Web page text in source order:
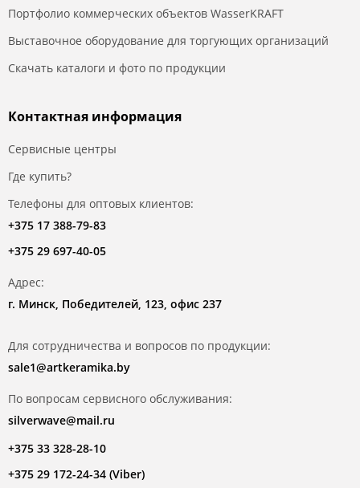
Портфолио коммерческих объектов WasserKRAFT
Выставочное оборудование для торгующих организаций
Скачать каталоги и фото по продукции
Контактная информация
Сервисные центры
Где купить?
Телефоны для оптовых клиентов:
+375 17 388-79-83
+375 29 697-40-05
Адрес:
г. Минск, Победителей, 123, офис 237
Для сотрудничества и вопросов по продукции:
sale1@artkeramika.by
По вопросам сервисного обслуживания:
silverwave@mail.ru
+375 33 328-28-10
+375 29 172-24-34 (Viber)